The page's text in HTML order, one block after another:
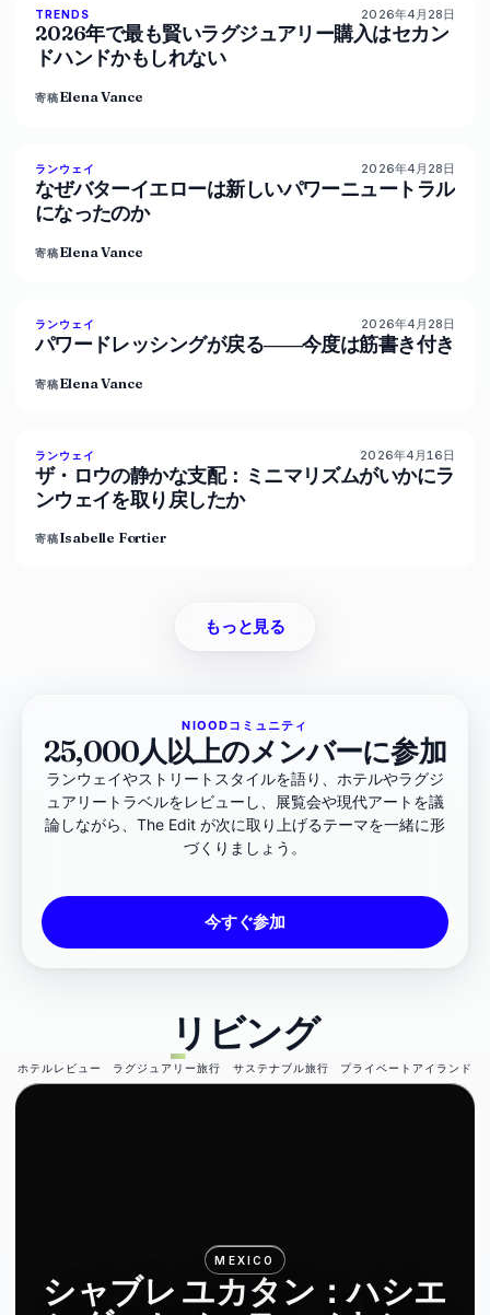
89% 77
TRENDS 2026年4月28日
2026年で最も賢いラグジュアリー購入はセカン
ドハンドかもしれない
寄稿Elena Vance
86% 60
ランウェイ 2026年4月28日
なぜバターイエローは新しいパワーニュートラル
になったのか
寄稿Elena Vance
86% 62
ランウェイ 2026年4月28日
パワードレッシングが戻る――今度は筋書き付き
寄稿Elena Vance
93% 63
ランウェイ 2026年4月16日
ザ・ロウの静かな支配：ミニマリズムがいかにラ
ンウェイを取り戻したか
寄稿Isabelle Fortier
もっと見る
NIOODコミュニティ
25,000人以上のメンバーに参加
ランウェイやストリートスタイルを語り、ホテルやラグジ
ュアリートラベルをレビューし、展覧会や現代アートを議
論しながら、The Edit が次に取り上げるテーマを一緒に形
づくりましょう。
今すぐ参加
リビング
ホテルレビュー ラグジュアリー旅行 サステナブル旅行 プライベートアイランド
MEXICO
シャブレ ユカタン：ハシエ